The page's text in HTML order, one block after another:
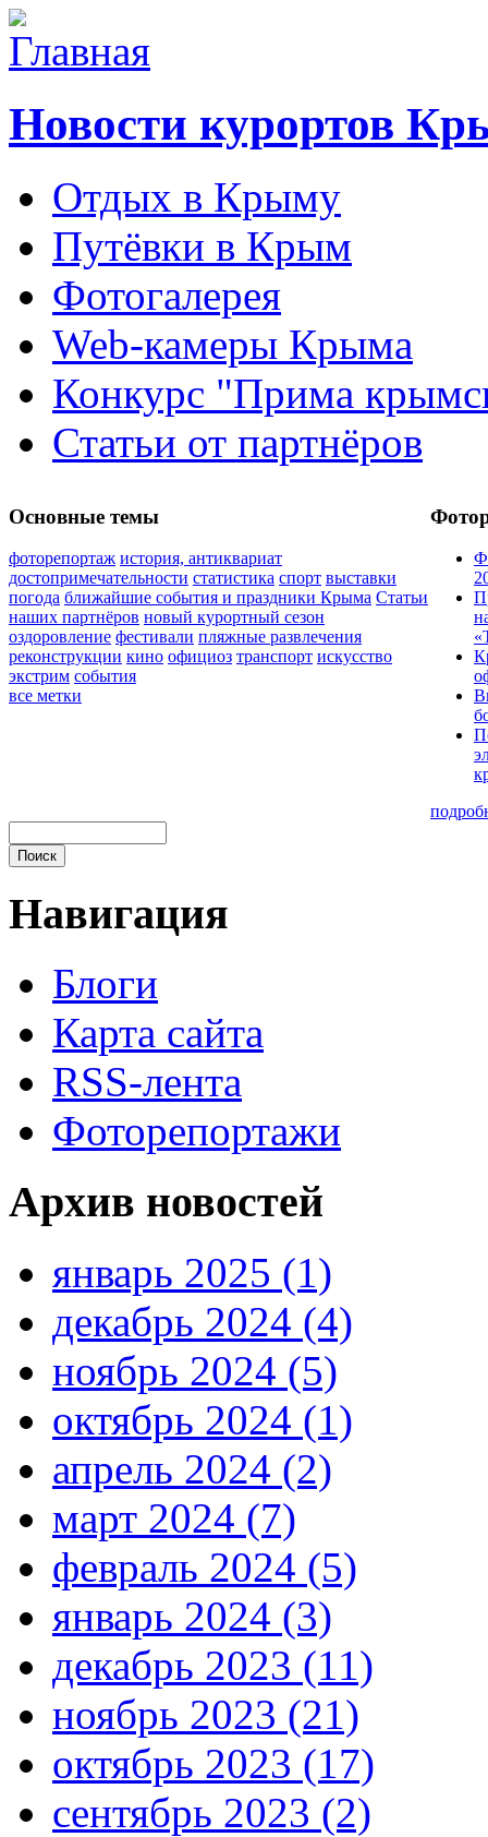
Новости курортов
Отдых в Крыму
Путёвки в Крым
Фотогалерея
Web-камеры Крыма
Конкурс "Прима
Статьи от партнёров
Основные темы
фоторепортаж история, антиквариат
достопримечательности статистика спорт выставки
погода ближайшие события и праздники Крыма Статьи
наших партнёров новый курортный сезон
оздоровление фестивали пляжные развлечения
реконструкции кино официоз транспорт искусство
экстрим события
все метки
Навигация
Блоги
Карта сайта
RSS-лента
Фоторепортажи
Архив новостей
январь 2025 (1)
декабрь 2024 (4)
ноябрь 2024 (5)
октябрь 2024 (1)
апрель 2024 (2)
март 2024 (7)
февраль 2024 (5)
январь 2024 (3)
декабрь 2023 (11)
ноябрь 2023 (21)
октябрь 2023 (17)
сентябрь 2023 (2)